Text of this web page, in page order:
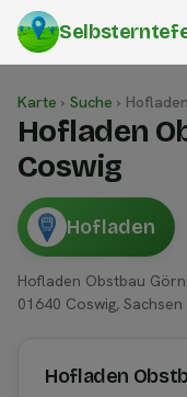
Karte › Suche ›
Hofladen
Coswig
Hofladen
Hofladen Obstbau
01640 Coswig, Sachsen
Hofladen